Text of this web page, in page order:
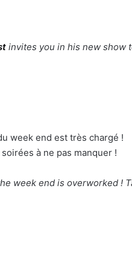
invites you in his new show
week end est très chargé !
à ne pas manquer !
week end is overworked !